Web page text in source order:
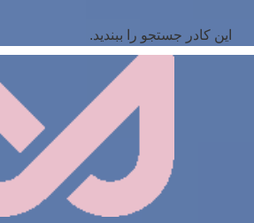
این کادر جستجو را ببندید.